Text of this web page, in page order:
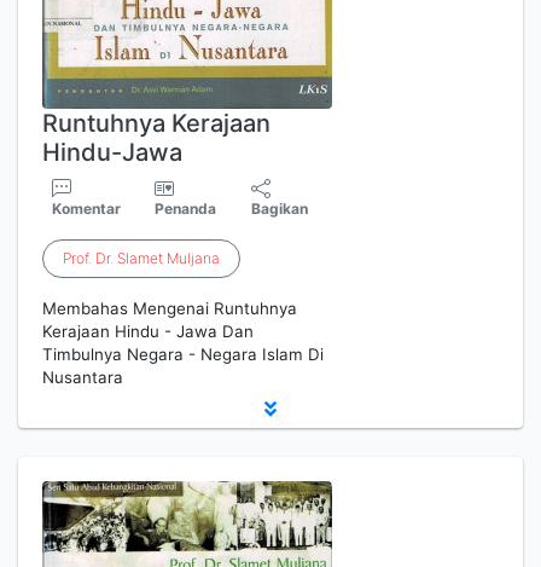
Runtuhnya Kerajaan
Hindu-Jawa
Komentar Penanda Bagikan
Prof. Dr. Slamet Muljana
Membahas Mengenai Runtuhnya
Kerajaan Hindu - Jawa Dan
Timbulnya Negara - Negara Islam Di
Nusantara